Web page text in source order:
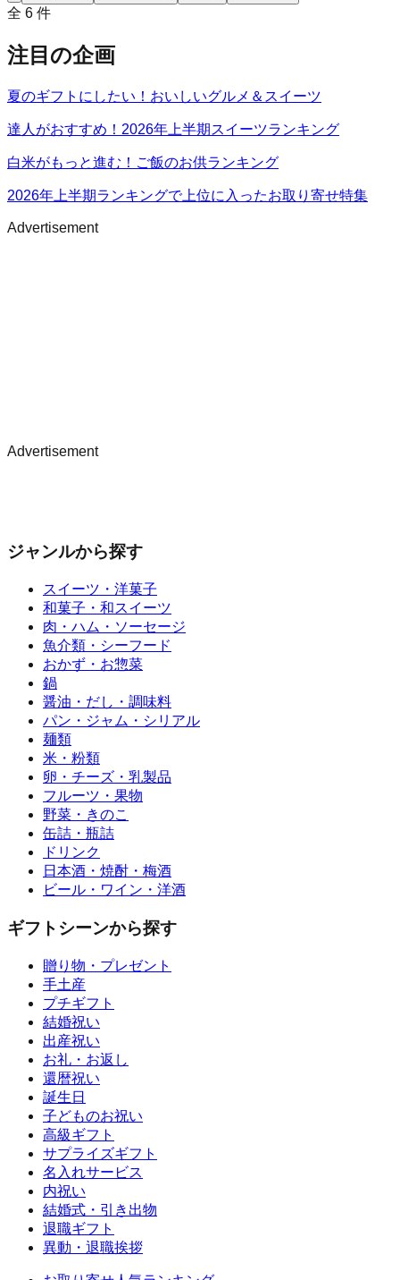
全 6 件
注目の企画
夏のギフトにしたい！おいしいグルメ＆スイーツ
達人がおすすめ！2026年上半期スイーツランキング
白米がもっと進む！ご飯のお供ランキング
2026年上半期ランキングで上位に入ったお取り寄せ特集
Advertisement
Advertisement
ジャンルから探す
スイーツ・洋菓子
和菓子・和スイーツ
肉・ハム・ソーセージ
魚介類・シーフード
おかず・お惣菜
鍋
醤油・だし・調味料
パン・ジャム・シリアル
麺類
米・粉類
卵・チーズ・乳製品
フルーツ・果物
野菜・きのこ
缶詰・瓶詰
ドリンク
日本酒・焼酎・梅酒
ビール・ワイン・洋酒
ギフトシーンから探す
贈り物・プレゼント
手土産
プチギフト
結婚祝い
出産祝い
お礼・お返し
還暦祝い
誕生日
子どものお祝い
高級ギフト
サプライズギフト
名入れサービス
内祝い
結婚式・引き出物
退職ギフト
異動・退職挨拶